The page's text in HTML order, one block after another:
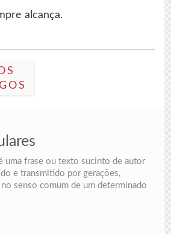
alcança.
uma frase ou texto sucinto de autor
e transmitido por gerações,
senso comum de um determinado